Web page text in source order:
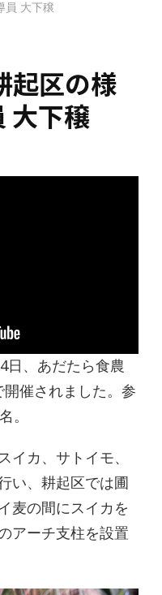
員 大下穣
起区の様
大下穣
日、あだたら食農
催されました。参
。
イカ、サトイモ、
い、耕起区では圃
麦の間にスイカを
アーチ支柱を設置